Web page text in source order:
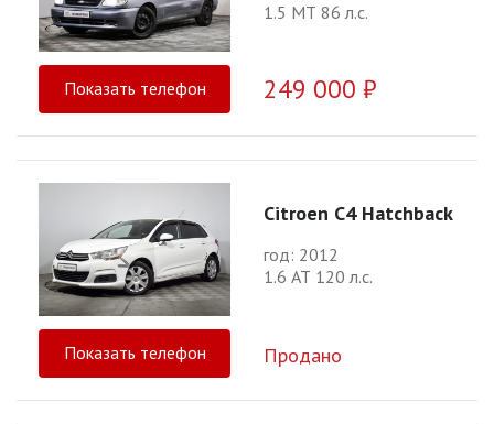
1.5 МТ 86 л.с.
Показать телефон 249 000 ₽
Citroen C4 Hatchback
год: 2012
1.6 АТ 120 л.с.
Показать телефон Продано